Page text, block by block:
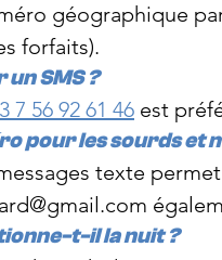
géographique
forfaits).
SMS ?
7 56 92 61 46 est
pour les sourds et
texte
t-il la nuit ?